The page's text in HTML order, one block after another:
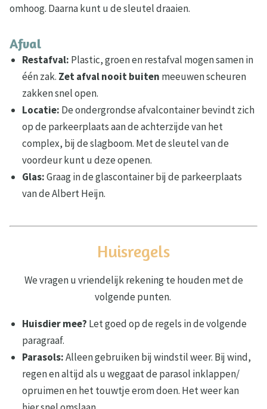
omhoog. Daarna kunt u de sleutel draaien.
Afval
Restafval: Plastic, groen en restafval mogen samen in
één zak. Zet afval nooit buiten meeuwen scheuren
zakken snel open.
Locatie: De ondergrondse afvalcontainer bevindt zich
op de parkeerplaats aan de achterzijde van het
complex, bij de slagboom. Met de sleutel van de
voordeur kunt u deze openen.
Glas:Graag in de glascontainer bij de parkeerplaats
van de Albert Heijn.
Huisregels
We vragen u vriendelijk rekening te houden met de
volgende punten.
Huisdier mee? Let goed op de regels in de volgende
paragraaf.
Parasols:Alleen gebruiken bij windstil weer. Bij wind,
regen en altijd als u weggaat de parasol inklappen/
opruimen en het touwtje erom doen. Het weer kan